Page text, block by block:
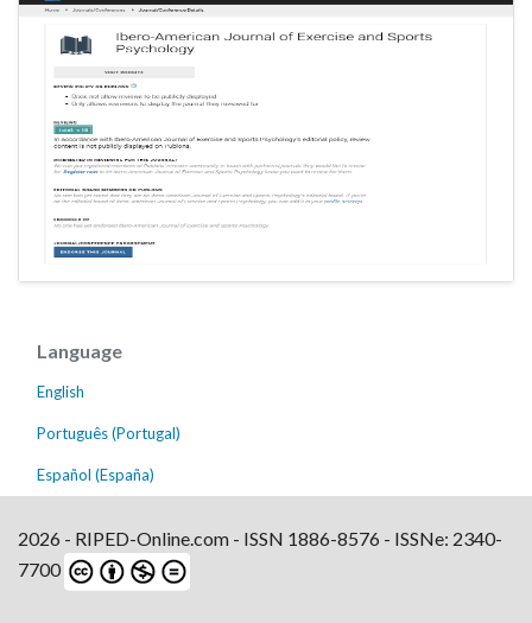
Language
English
Português (Portugal)
Español (España)
2026 - RIPED-Online.com - ISSN 1886-8576 - ISSNe: 2340-
7700